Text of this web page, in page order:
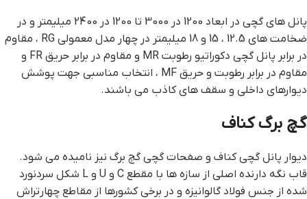
پانل های گچی در ابعاد 1200 در 3000 تا 1200 در 2400 میلیمتر و در
ضخامت های 12.5 ، 15 و 18 میلیمتر در چهار مدل معمولی RG ، مقاوم
در برابر پانل گچی دکوراتیو رطوبت MR و مقاوم در برابر حریق FR و
مقاوم در برابر رطوبت و حریق MF ، انتخاب مناسبی جهت پوشش
دیوارهای داخلی و سقف های کاذب می باشند.
گچ برگ کناف
دیوار پانل گچی کناف و صفحات گچی گچ برگ نیز نامیده می شود.
قاب نگه دارنده اصلی از سازه ها با مقطع C و U و L شکل سردنورد
شده از جنس فولاد گالوانیزه و در برخی کشورها از مقاطع چهارتراش